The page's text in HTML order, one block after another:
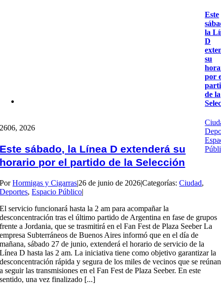
Este
la
D
su
por
de la
2606, 2026
Este sábado, la Línea D extenderá su
horario por el partido de la Selección
PorHormigas y Cigarras|26 de junio de 2026|Categorías:Ciudad,
Deportes,Espacio Público|
El servicio funcionará hasta la 2 am para acompañar la
desconcentración tras el último partido de Argentina en fase de grupos
frente a Jordania, que se trasmitirá en el Fan Fest de Plaza Seeber La
empresa Subterráneos de Buenos Aires informó que en el día de
mañana, sábado 27 de junio, extenderá el horario de servicio de la
Línea D hasta las 2 am. La iniciativa tiene como objetivo garantizar la
desconcentración rápida y segura de los miles de vecinos que se reúnan
a seguir las transmisiones en el Fan Fest de Plaza Seeber. En este
sentido, una vez finalizado [...]